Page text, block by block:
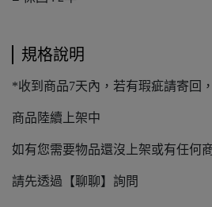
規格說明
*收到商品7天內，若有瑕疵請寄回
商品陸續上架中
如有您需要物品還沒上架或有任何
請先透過【聊聊】詢問